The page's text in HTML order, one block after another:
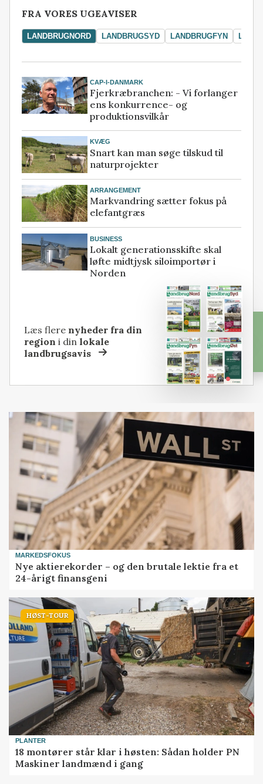
FRA VORES UGEAVISER
LANDBRUGNORD LANDBRUGSYD LANDBRUGFYN
CAP-I-DANMARK
Fjerkræbranchen: - Vi forlanger
ens konkurrence- og
produktionsvilkår
KVÆG
Snart kan man søge tilskud til
naturprojekter
ARRANGEMENT
Markvandring sætter fokus på
elefantgræs
BUSINESS
Lokalt generationsskifte skal
løfte midtjysk siloimportør i
Norden
Læs flere nyheder fra din
region i dinlokale
landbrugsavis
MARKEDSFOKUS
Nye aktierekorder – og den brutale lektie fra et
24-årigt finansgeni
HØST-TOUR
PLANTER
18 montører står klar i høsten: Sådan holder PN
Maskiner landmænd i gang